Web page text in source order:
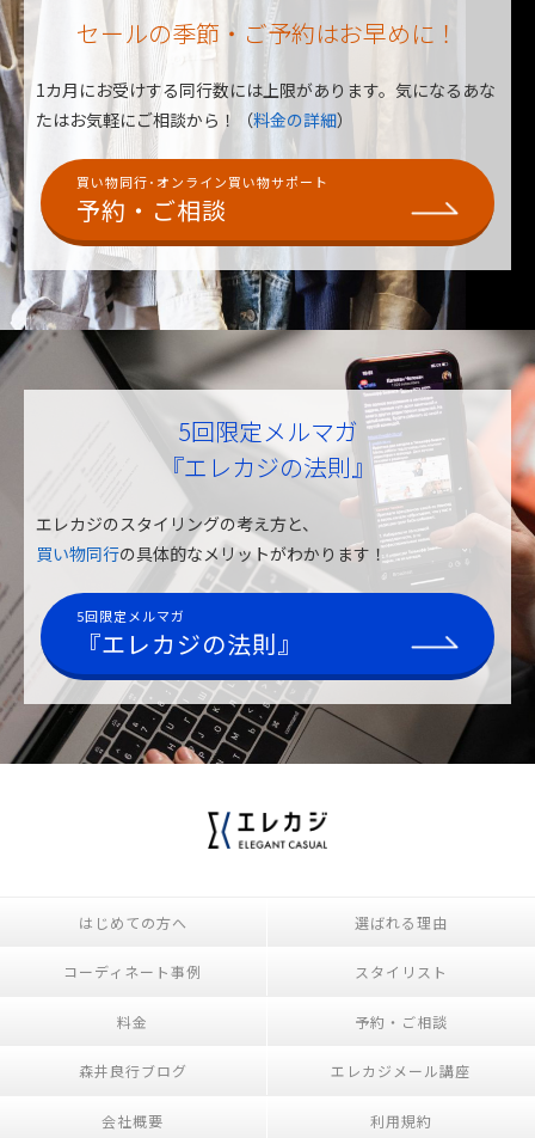
セールの季節・ご予約はお早めに！
1カ月にお受けする同行数には上限があります。 気になるあな
たはお気軽にご相談から！（料金の詳細）
買い物同行･オンライン買い物サポート
予約・ご相談
5回限定メルマガ
『エレカジの法則』
エレカジのスタイリングの考え方と、
買い物同行の具体的なメリットがわかります！
5回限定メルマガ
『エレカジの法則』
はじめての方へ 選ばれる理由
コーディネート事例 スタイリスト
料金 予約・ご相談
森井良行ブログ エレカジメール講座
会社概要 利用規約